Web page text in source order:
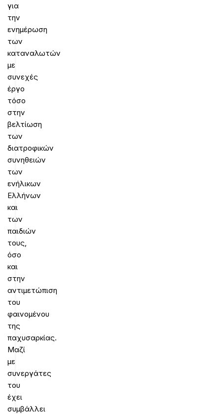
για
την
ενημέρωση
των
καταναλωτών
με
συνεχές
έργο
τόσο
στην
βελτίωση
των
διατροφικών
συνηθειών
των
ενήλικων
Ελλήνων
και
των
παιδιών
τους,
όσο
και
στην
αντιμετώπιση
του
φαινομένου
της
παχυσαρκίας.
Μαζί
με
συνεργάτες
του
έχει
συμβάλλει